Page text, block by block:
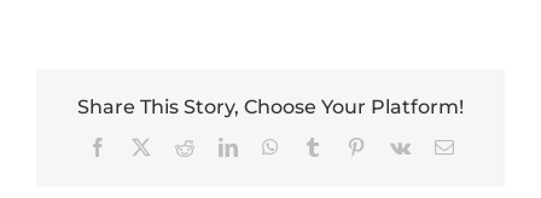
Share This Story, Choose Your Platform!
Facebook RedditLinkedInWhatsApp
Tumblr Pinterest
Vk Email